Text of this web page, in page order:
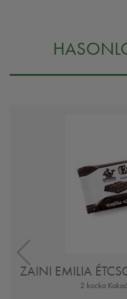
ZAINI EMILIA
2 kocka